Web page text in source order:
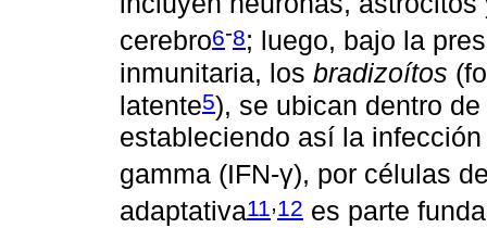
cerebro6-8; luego, bajo la
inmunitaria, los bradizoítos
latente5), se ubican dentro
estableciendo así la
gamma (IFN-γ), por células
adaptativa11 ,12 es parte